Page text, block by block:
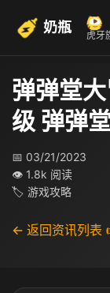
奶瓶 虎牙
弹弹堂
级 弹弹
📅 03/21/2023
👁 1.8k 阅读
🏷 游戏攻略
← 返回资讯列表